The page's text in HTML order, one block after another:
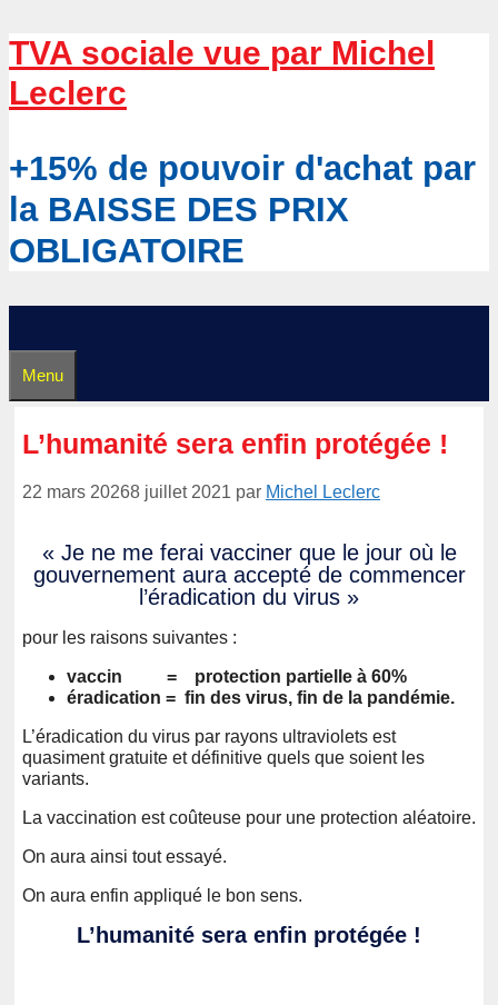
Aller
au
contenu
TVA sociale vue par Michel
Leclerc
+15% de pouvoir d'achat par
la BAISSE DES PRIX
OBLIGATOIRE
Menu
L’humanité sera enfin protégée !
22 mars 20268 juillet 2021 par Michel Leclerc
« Je ne me ferai vacciner que le jour où le
gouvernement aura accepté de commencer
l’éradication du virus »
pour les raisons suivantes :
vaccin = protection partielle à 60%
éradication = fin des virus, fin de la pandémie.
L’éradication du virus par rayons ultraviolets est
quasiment gratuite et définitive quels que soient les
variants.
La vaccination est coûteuse pour une protection aléatoire.
On aura ainsi tout essayé.
On aura enfin appliqué le bon sens.
L’humanité sera enfin protégée !